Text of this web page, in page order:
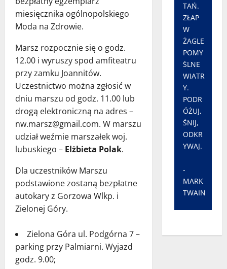
miesięcznika ogólnopolskiego
Moda na Zdrowie.
Marsz rozpocznie się o godz.
12.00 i wyruszy spod amfiteatru
przy zamku Joannitów.
Uczestnictwo można zgłosić w
dniu marszu od godz. 11.00 lub
drogą elektroniczną na adres –
nw.marsz@gmail.com. W marszu
udział weźmie marszałek woj.
lubuskiego – Elżbieta Polak.
Dla uczestników Marszu
podstawione zostaną bezpłatne
autokary z Gorzowa Wlkp. i
Zielonej Góry.
Zielona Góra ul. Podgórna 7 –
parking przy Palmiarni. Wyjazd
godz. 9.00;
TAŃ.
ZŁAP
W
ŻAGLE
POMY
ŚLNE
WIATR
Y.
PODR
ÓŻUJ,
ŚNIJ,
ODKR
YWAJ.
-
MARK
TWAIN